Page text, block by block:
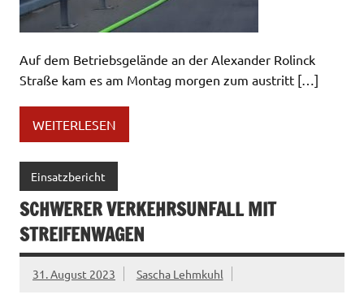
Auf dem Betriebsgelände an der Alexander Rolinck
Straße kam es am Montag morgen zum austritt […]
WEITERLESEN
Einsatzbericht
SCHWERER VERKEHRSUNFALL MIT
STREIFENWAGEN
31. August 2023 Sascha Lehmkuhl